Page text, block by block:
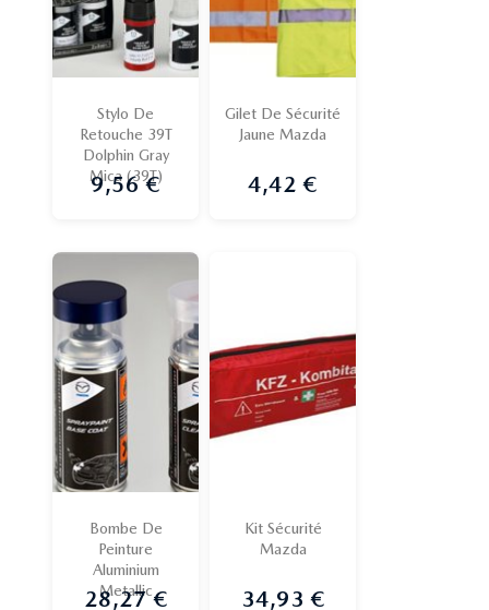
Stylo De
Retouche 39T
Dolphin Gray
Mica (39T)
Prix
9,56 €
Gilet De Sécurité
Jaune Mazda
Prix
4,42 €
Bombe De
Peinture
Aluminium
Metallic
Prix
28,27 €
Kit Sécurité
Mazda
Prix
34,93 €